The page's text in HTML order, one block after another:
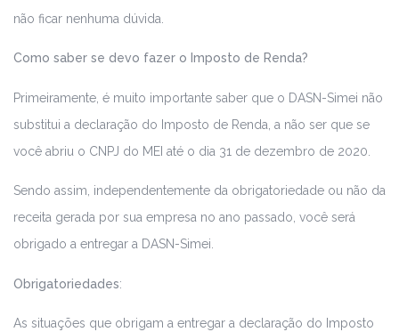
não ficar nenhuma dúvida.
Como saber se devo fazer o Imposto de Renda?
Primeiramente, é muito importante saber que o DASN-Simei não
substitui a declaração do Imposto de Renda, a não ser que se
você abriu o CNPJ do MEI até o dia 31 de dezembro de 2020.
Sendo assim, independentemente da obrigatoriedade ou não da
receita gerada por sua empresa no ano passado, você será
obrigado a entregar a DASN-Simei.
Obrigatoriedades:
As situações que obrigam a entregar a declaração do Imposto